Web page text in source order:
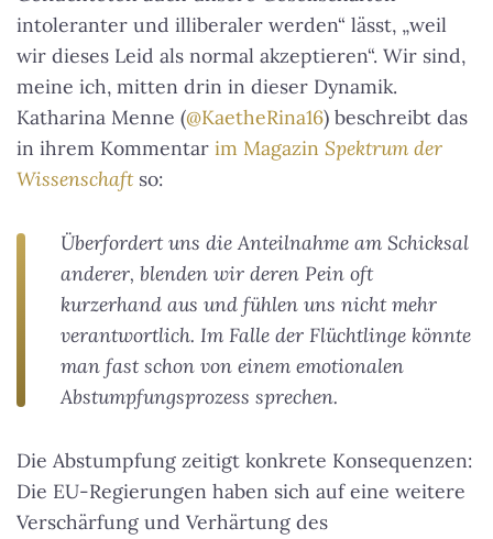
intoleranter und illiberaler werden“ lässt, „weil
wir dieses Leid als normal akzeptieren“. Wir sind,
meine ich, mitten drin in dieser Dynamik.
Katharina Menne (@KaetheRina16) beschreibt das
in ihrem Kommentar im Magazin Spektrum der
Wissenschaftso:
Überfordert uns die Anteilnahme am Schicksal
anderer, blenden wir deren Pein oft
kurzerhand aus und fühlen uns nicht mehr
verantwortlich. Im Falle der Flüchtlinge könnte
man fast schon von einem emotionalen
Abstumpfungsprozess sprechen.
Die Abstumpfung zeitigt konkrete Konsequenzen:
Die EU-Regierungen haben sich auf eine weitere
Verschärfung und Verhärtung des